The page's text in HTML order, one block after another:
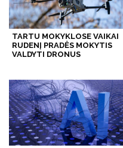
TARTU MOKYKLOSE VAIKAI
RUDENĮ PRADĖS MOKYTIS
VALDYTI DRONUS